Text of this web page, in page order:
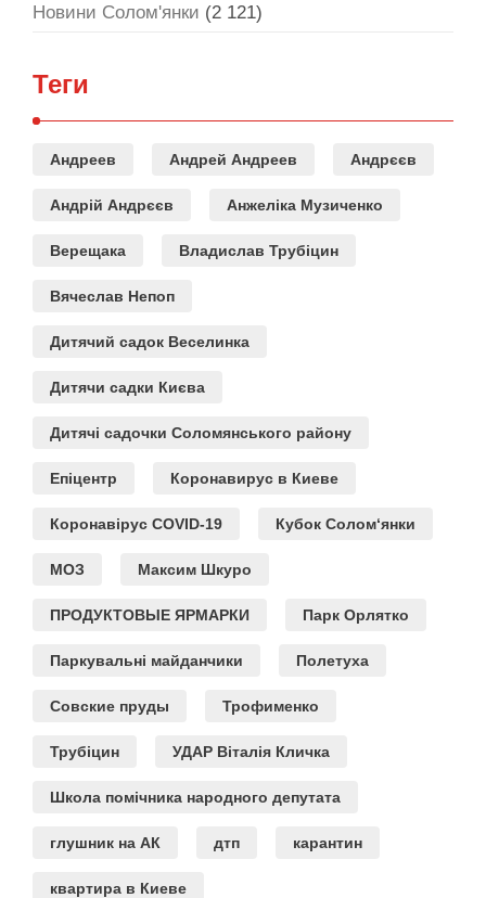
Новини Солом'янки (2 121)
Теги
Андреев Андрей Андреев Андрєєв
Андрій Андрєєв Анжеліка Музиченко
Верещака Владислав Трубіцин
Вячеслав Непоп
Дитячий садок Веселинка
Дитячи садки Києва
Дитячі садочки Соломянського району
Епіцентр Коронавирус в Киеве
Коронавірус COVID-19 Кубок Солом‘янки
МОЗ Максим Шкуро
ПРОДУКТОВЫЕ ЯРМАРКИ Парк Орлятко
Паркувальні майданчики Полетуха
Совские пруды Трофименко
Трубіцин УДАР Віталія Кличка
Школа помічника народного депутата
глушник на АК дтп карантин
квартира в Киеве